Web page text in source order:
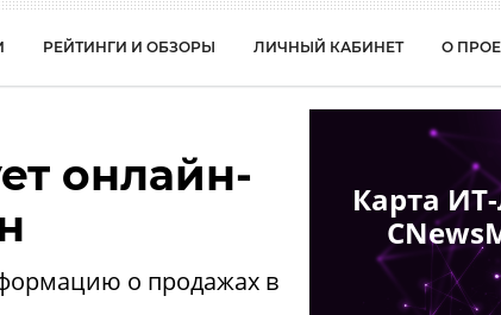
РЕЙТИНГИ И ОБЗОРЫ ЛИЧНЫЙ КАБИНЕТ О
онлайн-
о продажах в
Карта